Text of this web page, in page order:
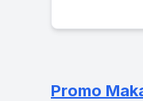
Promo